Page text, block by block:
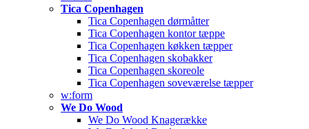
Tica Copenhagen
Tica Copenhagen dørmåtter
Tica Copenhagen kontor tæppe
Tica Copenhagen køkken tæpper
Tica Copenhagen skobakker
Tica Copenhagen skoreole
Tica Copenhagen soveværelse tæpper
w:form
We Do Wood
We Do Wood Knagerække